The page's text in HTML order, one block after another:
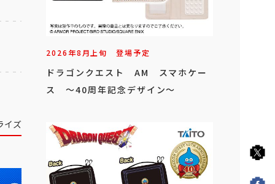
イズ
2026年8月上旬 登場予定
ドラゴンクエスト AM スマホケー
ス ～40周年記念デザイン～